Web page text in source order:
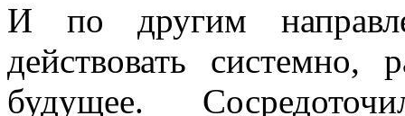
И по другим
действовать
будущее.